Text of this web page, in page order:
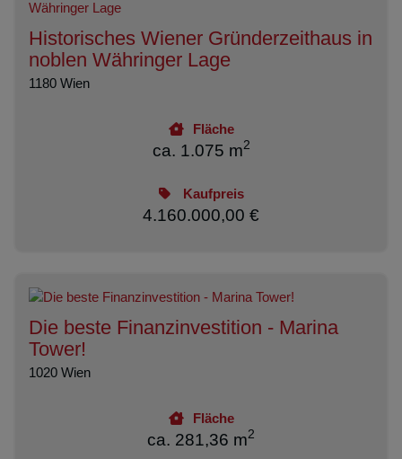
Historisches Wiener Gründerzeithaus in
noblen Währinger Lage
1180 Wien
Fläche
ca. 1.075 m2
Kaufpreis
4.160.000,00 €
Die beste Finanzinvestition - Marina
Tower!
1020 Wien
Fläche
ca. 281,36 m2